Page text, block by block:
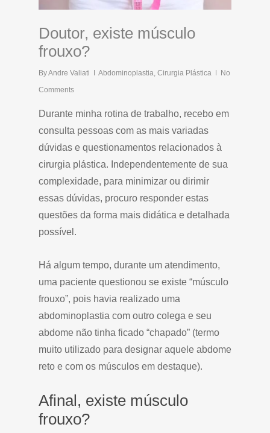
Doutor, existe músculo
frouxo?
ByAndre Valiati Abdominoplastia, Cirurgia Plástica
No
Comments
Durante minha rotina de trabalho, recebo em
consulta pessoas com as mais variadas
dúvidas e questionamentos relacionados à
cirurgia plástica. Independentemente de sua
complexidade, para minimizar ou dirimir
essas dúvidas, procuro responder estas
questões da forma mais didática e detalhada
possível.
Há algum tempo, durante um atendimento,
uma paciente questionou se existe “músculo
frouxo”, pois havia realizado uma
abdominoplastia com outro colega e seu
abdome não tinha ficado “chapado” (termo
muito utilizado para designar aquele abdome
reto e com os músculos em destaque).
Afinal, existe músculo
frouxo?